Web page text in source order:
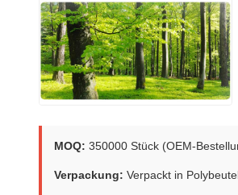
MOQ: 350000 Stück (OEM-
Verpackung: Verpackt in